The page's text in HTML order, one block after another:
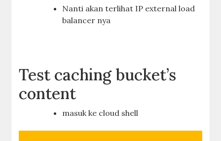
Nanti akan terlihat IP external load
balancer nya
Test caching bucket’s
content
masuk ke cloud shell